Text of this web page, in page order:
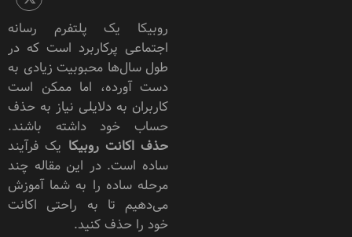
روبیکا یک پلتفرم رسانه
اجتماعی پرکاربرد است که در
طول سال‌ها محبوبیت زیادی به
دست آورده، اما ممکن است
کاربران به دلایلی نیاز به حذف
حساب‌ خود داشته باشند.
حذف اکانت روبیکا یک فرآیند
ساده است. در این مقاله چند
مرحله ساده را به شما آموزش
می‌دهیم تا به راحتی اکانت
خود را حذف کنید.